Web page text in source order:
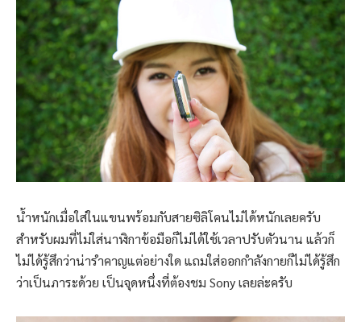
น้ำหนักเมื่อใส่ในแขนพร้อมกับสายซิลิโคนไม่ได้หนักเลยครับ
สำหรับผมที่ไม่ใส่นาฬิกาข้อมือก็ไม่ได้ใช้เวลาปรับตัวนาน แล้วก็
ไม่ได้รู้สึกว่าน่ารำคาญแต่อย่างใด แถมใส่ออกกำลังกายก็ไม่ได้รู้สึก
ว่าเป็นภาระด้วย เป็นจุดหนึ่งที่ต้องชม Sony เลยล่ะครับ